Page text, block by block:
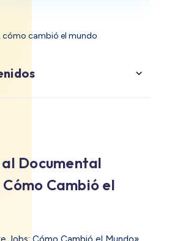
cómo cambió el mundo
Documental
Cambió el